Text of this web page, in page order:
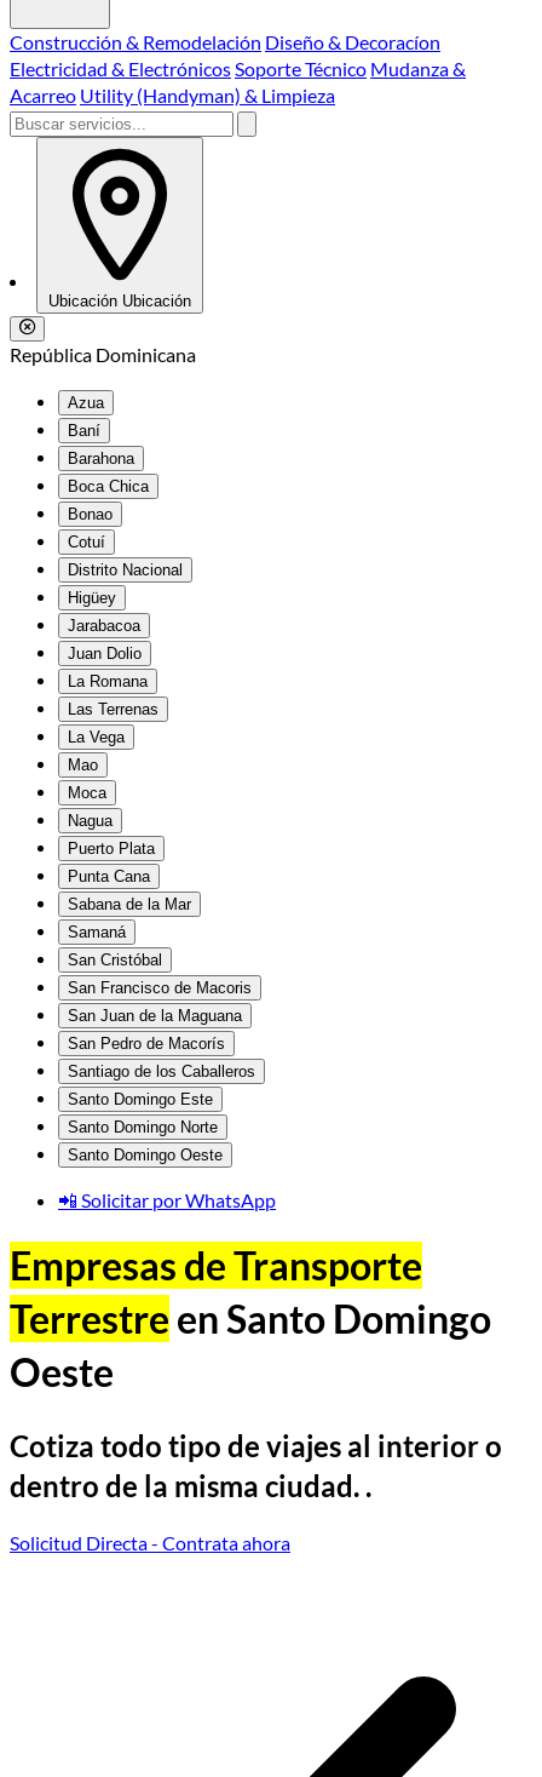
Construcción & Remodelación Diseño & Decoracíon
Electricidad & ElectrónicosSoporte Técnico Mudanza &
Acarreo Utility (Handyman) & Limpieza
Ubicación Ubicación
República Dominicana
Azua
Baní
Barahona
Boca Chica
Bonao
Cotuí
Distrito Nacional
Higüey
Jarabacoa
Juan Dolio
La Romana
Las Terrenas
La Vega
Mao
Moca
Nagua
Puerto Plata
Punta Cana
Sabana de la Mar
Samaná
San Cristóbal
San Francisco de Macoris
San Juan de la Maguana
San Pedro de Macorís
Santiago de los Caballeros
Santo Domingo Este
Santo Domingo Norte
Santo Domingo Oeste
📲 Solicitar por WhatsApp
Empresas de Transporte
Terrestre en Santo Domingo
Oeste
Cotiza todo tipo de viajes al interior o
dentro de la misma ciudad. .
Solicitud Directa- Contrata ahora